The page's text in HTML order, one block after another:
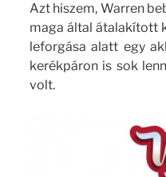
Azt hiszem, Warren
maga által átalakított
leforgása alatt egy
kerékpáron is sok
volt.